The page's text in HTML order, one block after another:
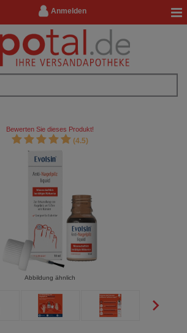
Anmelden
Bewerten Sie dieses Produkt!
(4.5)
Abbildung ähnlich